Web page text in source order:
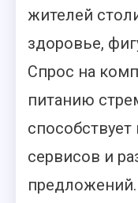
жителей
здоровье,
Спрос на
питанию
сервисов и